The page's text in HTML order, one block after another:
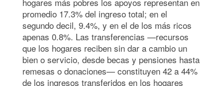
promedio 17.3% del ingreso total; en el
segundo decil, 9.4%, y en el de los más ricos
apenas 0.8%. Las transferencias —recursos
que los hogares reciben sin dar a cambio un
bien o servicio, desde becas y pensiones hasta
remesas o donaciones— constituyen 42 a 44%
de los ingresos transferidos en los hogares